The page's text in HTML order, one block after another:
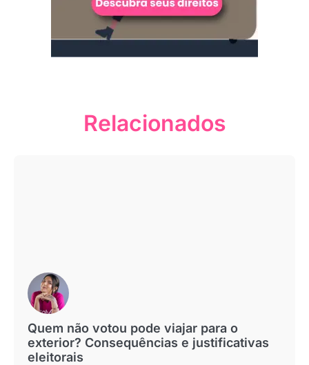
Relacionados
Quem não votou pode viajar para o
exterior? Consequências e justificativas
eleitorais